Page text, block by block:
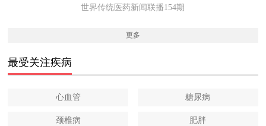
世界传统医药新闻联播154期
更多
最受关注疾病
心血管 糖尿病
颈椎病 肥胖